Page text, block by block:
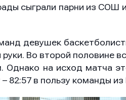
сыграли парни из СОШ
девушек
руки. Во второй
Однако на исход матча
82:57 в пользу команды из